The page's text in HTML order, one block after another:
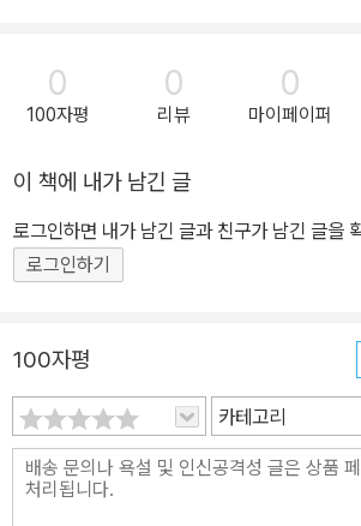
을 던진 작가, 박지리의 뜻을 이어 한국 문단에
을 기다리는 박지리문학상이 어느덧 4회를
학상은 우리 시대의 새로운 연명담(『단명소녀
한 페이크 르포(『세계는 이렇게 바뀐다』)까지
다가서려 공들인 작품들을 선보였다. 올해 제4
집』은 앞선 작품들이 지닌 고민과 시선의 깊이
학상의 취지와 색깔을 더욱 견고히 해준다. 경
사회를 공유하며 흘러간다. 2031년 원전사고
를 배경으로 펼쳐진다. “그다지 멀지 않은 미래에 창의적이고 의욕적
인 젊은 예술인들이 이 소설과 컬래버 전시를
오지 않을까” 하는 구병모 소설가의 기대처럼
0
100자평
0
리뷰
0
마이페이퍼
이 책에 내가 남긴 글
로그인하면 내가 남긴 글과 친구가 남긴 글을
로그인하기
100자평
카테고리